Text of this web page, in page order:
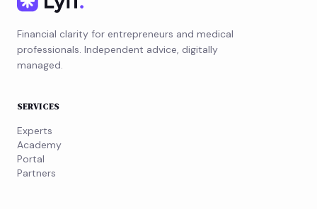
Financial clarity for entrepreneurs and medical
professionals. Independent advice, digitally
managed.
SERVICES
Experts
Academy
Portal
Partners